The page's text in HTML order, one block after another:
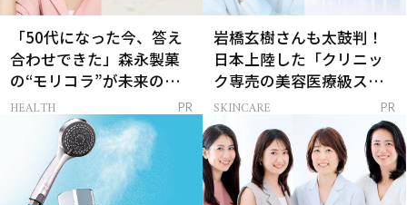
「50代になった今、答え
合わせできた」森永製菓
の“モリコラ”が未来のキ
レイを連れてくる！
HEALTH PR
岩橋玄樹さんも太鼓判！
日本上陸した「クリニッ
ク専売の美容医療級スキ
ンケア」
SKINCARE PR